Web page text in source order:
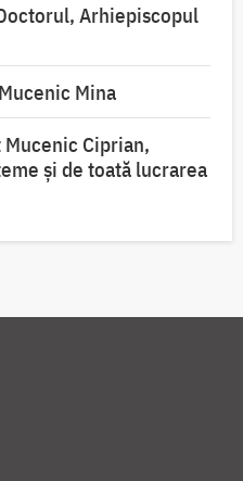
Arhiepiscopul
Mina
Ciprian,
și de toată lucrarea